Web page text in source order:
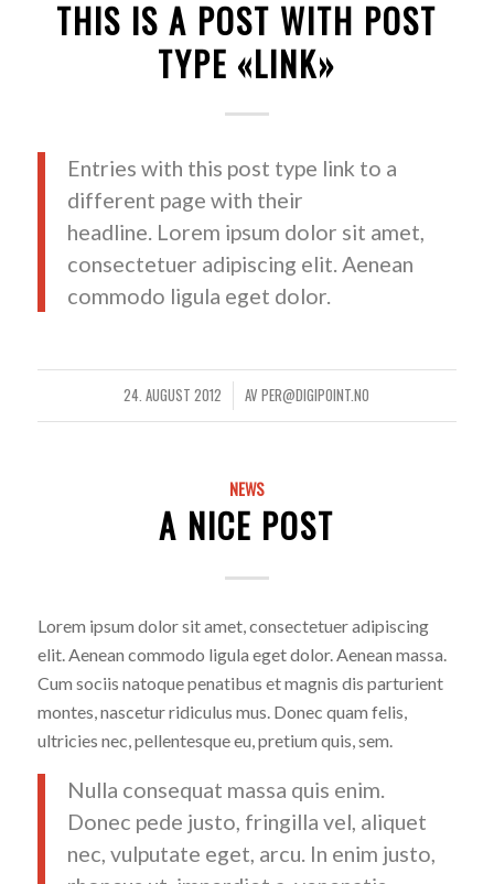
THIS IS A POST WITH POST
TYPE «LINK»
Entries with this post type link to a
different page with their
headline. Lorem ipsum dolor sit amet,
consectetuer adipiscing elit. Aenean
commodo ligula eget dolor.
24. AUGUST 2012
/ AVPER@DIGIPOINT.NO
NEWS
A NICE POST
Lorem ipsum dolor sit amet, consectetuer adipiscing
elit. Aenean commodo ligula eget dolor. Aenean massa.
Cum sociis natoque penatibus et magnis dis parturient
montes, nascetur ridiculus mus. Donec quam felis,
ultricies nec, pellentesque eu, pretium quis, sem.
Nulla consequat massa quis enim.
Donec pede justo, fringilla vel, aliquet
nec, vulputate eget, arcu. In enim justo,